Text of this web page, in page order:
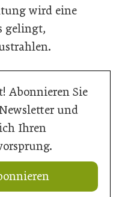
wird eine
gelingt,
Abonnieren Sie
und
Ihren